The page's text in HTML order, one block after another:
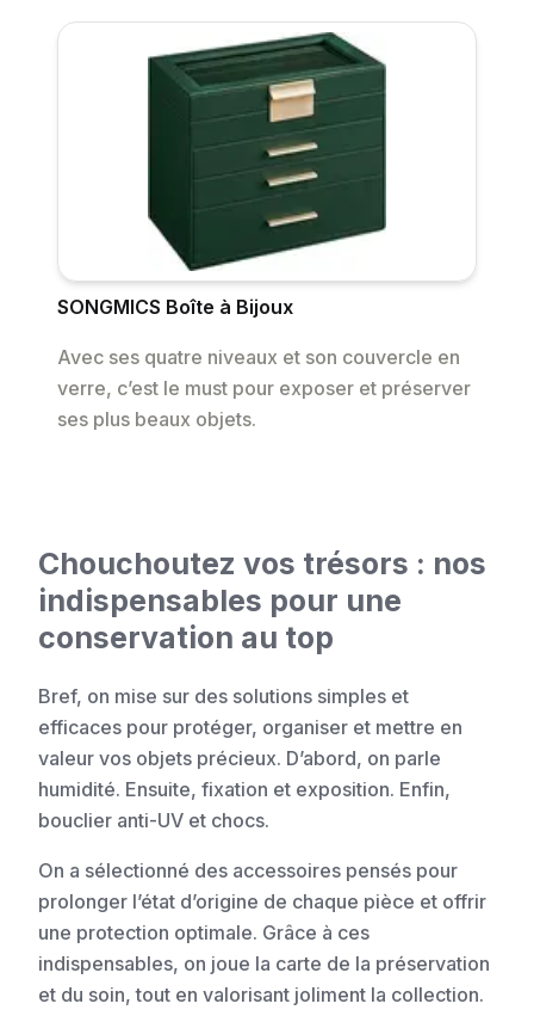
SONGMICS Boîte à Bijoux
Avec ses quatre niveaux et son couvercle en
verre, c’est le must pour exposer et préserver
ses plus beaux objets.
Chouchoutez vos trésors : nos
indispensables pour une
conservation au top
Bref, on mise sur des solutions simples et
efficaces pour protéger, organiser et mettre en
valeur vos objets précieux. D’abord, on parle
humidité. Ensuite, fixation et exposition. Enfin,
bouclier anti-UV et chocs.
On a sélectionné des accessoires pensés pour
prolonger l’état d’origine de chaque pièce et offrir
une protection optimale. Grâce à ces
indispensables, on joue la carte de la préservation
et du soin, tout en valorisant joliment la collection.